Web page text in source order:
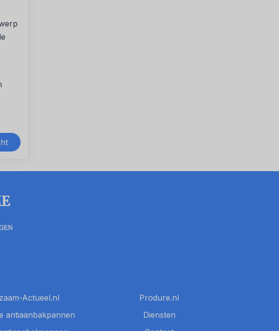
Actueel.nl
antiaanbakpannen
Produre.nl
Diensten